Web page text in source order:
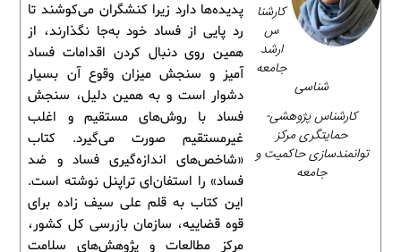
پدیده‌ها دارد زیرا کنشگران می‌کوشند تا
رد پایی از فساد خود به‌جا نگذارند، از
همین روی دنبال کردن اقدامات فساد
آمیز و سنجش میزان وقوع آن بسیار
دشوار است و به همین دلیل، سنجش
فساد با روش‌های مستقیم و اغلب
غیرمستقیم صورت می‌گیرد. کتاب
«شاخص‌های اندازه‌گیری فساد و ضد
فساد» را استفان‌ای تراپنل نوشته است.
این کتاب به قلم علی سیف زاده برای
قوه قضاییه، سازمان بازرسی کل کشور،
مرکز مطالعات و پژوهش‌های سلامت
کارشنا
س
ارشد
جامعه
شناسی
کارشناس پژوهشی-
حمایتگری مرکز
توانمندسازی حاکمیت و
جامعه